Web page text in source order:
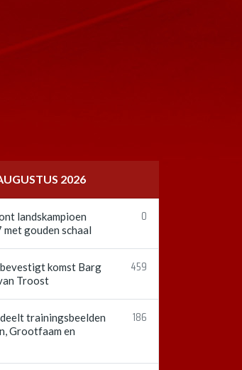
2026
landskampioen
gouden schaal
0
komst Barg
Troost
459
trainingsbeelden
Grootfaam en
186